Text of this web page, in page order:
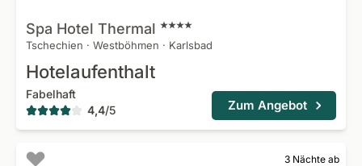
Spa Hotel Thermal
Tschechien · Westböhmen · Karlsbad
Hotelaufenthalt
Fabelhaft
4,4/5 Zum Angebot
3 Nächte ab